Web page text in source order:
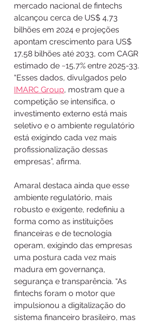
mercado nacional de fintechs
alcançou cerca de US$ 4,73
bilhões em 2024 e projeções
apontam crescimento para US$
17,58 bilhões até 2033, com CAGR
estimado de ~15,7% entre 2025-33.
“Esses dados, divulgados pelo
IMARC Group, mostram que a
competição se intensifica, o
investimento externo está mais
seletivo e o ambiente regulatório
está exigindo cada vez mais
profissionalização dessas
empresas”, afirma.
Amaral destaca ainda que esse
ambiente regulatório, mais
robusto e exigente, redefiniu a
forma como as instituições
financeiras e de tecnologia
operam, exigindo das empresas
uma postura cada vez mais
madura em governança,
segurança e transparência. “As
fintechs foram o motor que
impulsionou a digitalização do
sistema financeiro brasileiro, mas